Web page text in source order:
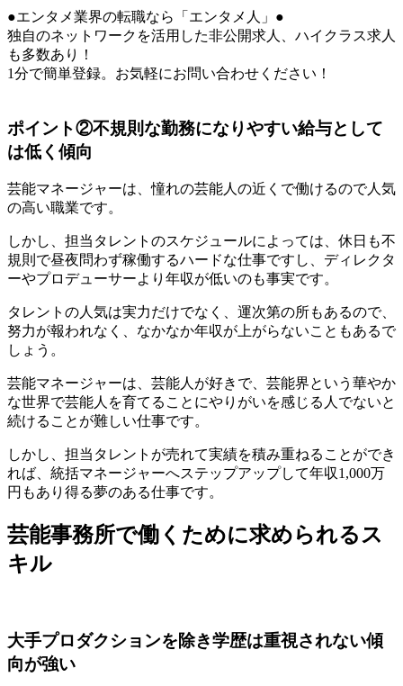
●エンタメ業界の転職なら「エンタメ人」●
独自のネットワークを活用した非公開求人、ハイクラス求人
も多数あり！
1分で簡単登録。お気軽にお問い合わせください！
ポイント②不規則な勤務になりやすい給与として
は低く傾向
芸能マネージャーは、憧れの芸能人の近くで働けるので人気
の高い職業です。
しかし、担当タレントのスケジュールによっては、休日も不
規則で昼夜問わず稼働するハードな仕事ですし、ディレクタ
ーやプロデューサーより年収が低いのも事実です。
タレントの人気は実力だけでなく、運次第の所もあるので、
努力が報われなく、なかなか年収が上がらないこともあるで
しょう。
芸能マネージャーは、芸能人が好きで、芸能界という華やか
な世界で芸能人を育てることにやりがいを感じる人でないと
続けることが難しい仕事です。
しかし、担当タレントが売れて実績を積み重ねることができ
れば、統括マネージャーへステップアップして年収1,000万
円もあり得る夢のある仕事です。
芸能事務所で働くために求められるス
キル
大手プロダクションを除き学歴は重視されない傾
向が強い